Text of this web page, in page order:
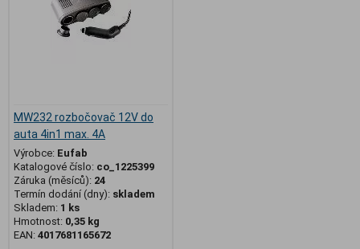
MW232 rozbočovač 12V do
auta 4in1 max. 4A
Výrobce: Eufab
Katalogové číslo: co_1225399
Záruka (měsíců): 24
Termín dodání (dny): skladem
Skladem: 1 ks
Hmotnost: 0,35 kg
EAN: 4017681165672